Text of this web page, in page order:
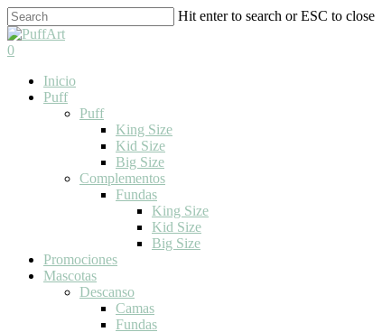
Skip
to
main
Hit enter to search or ESC to close
Close
Search
search
0
Inicio
Puff
Puff
King Size
Kid Size
Big Size
Complementos
Fundas
King Size
Kid Size
Big Size
Promociones
Mascotas
Descanso
Camas
Fundas